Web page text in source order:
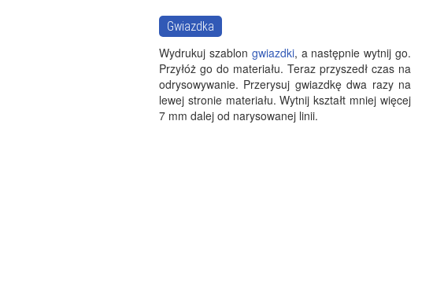
Gwiazdka
Wydrukuj szablon gwiazdki, a następnie wytnij go.
Przyłóż go do materiału. Teraz przyszedł czas na
odrysowywanie. Przerysuj gwiazdkę dwa razy na
lewej stronie materiału. Wytnij kształt mniej więcej
7 mm dalej od narysowanej linii.